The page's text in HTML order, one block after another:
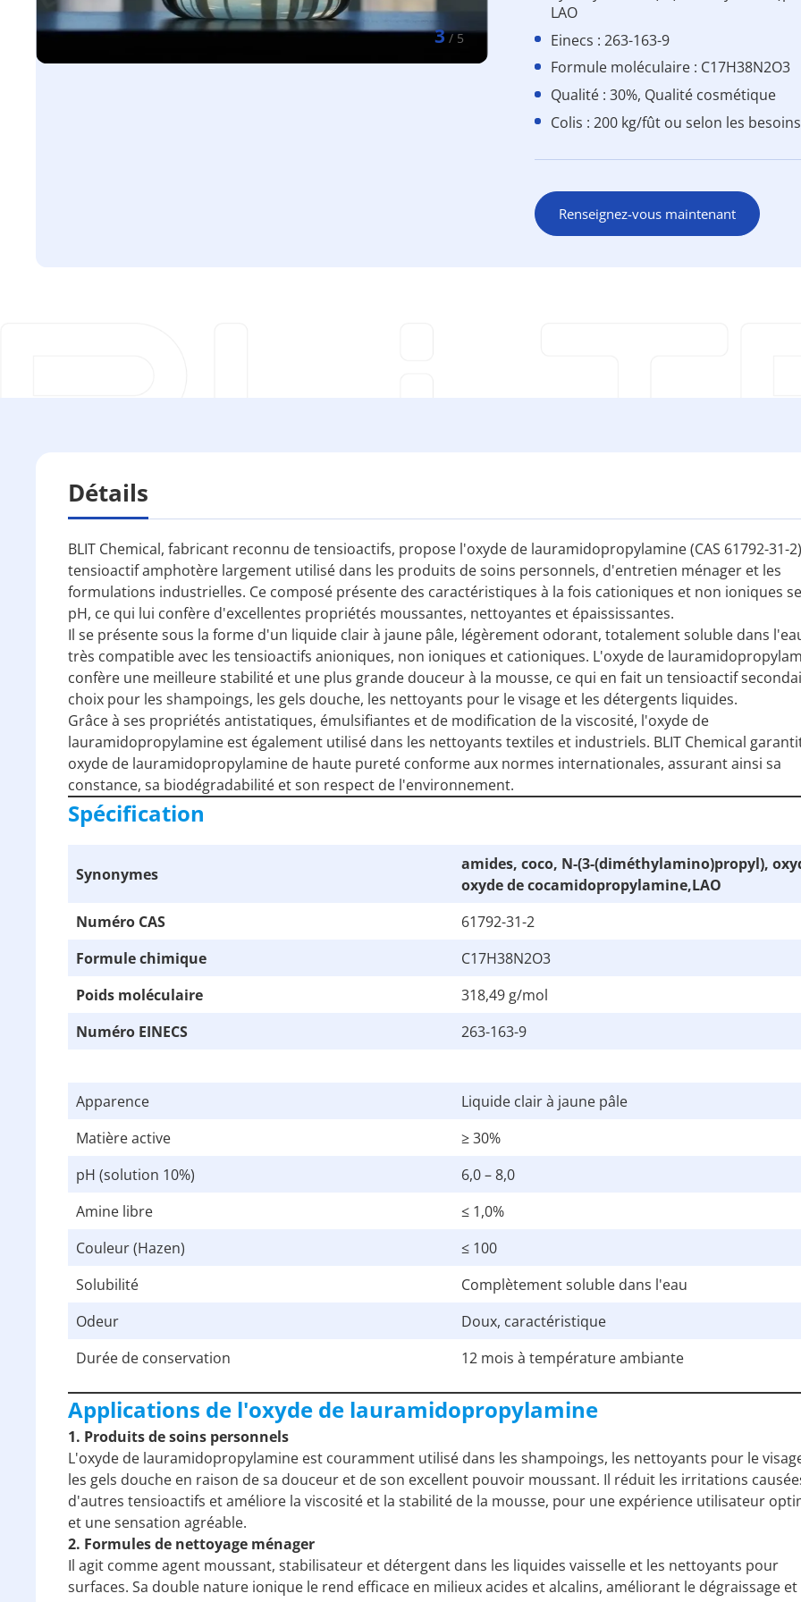
3/5
LAO
Einecs : 263-163-9
Formule moléculaire : C17H38N2O3
Qualité : 30%, Qualité cosmétique
Colis : 200 kg/fût ou selon les besoins
Renseignez-vous maintenant
Détails
BLIT Chemical, fabricant reconnu de tensioactifs, propose l'oxyde de lauramidopropylamine (CAS 61792-31-
tensioactif amphotère largement utilisé dans les produits de soins personnels, d'entretien ménager et les
formulations industrielles. Ce composé présente des caractéristiques à la fois cationiques et non ioniques
pH, ce qui lui confère d'excellentes propriétés moussantes, nettoyantes et épaississantes.
Il se présente sous la forme d'un liquide clair à jaune pâle, légèrement odorant, totalement soluble dans
très compatible avec les tensioactifs anioniques, non ioniques et cationiques. L'oxyde de
confère une meilleure stabilité et une plus grande douceur à la mousse, ce qui en fait un tensioactif
choix pour les shampoings, les gels douche, les nettoyants pour le visage et les détergents liquides.
Grâce à ses propriétés antistatiques, émulsifiantes et de modification de la viscosité, l'oxyde de
lauramidopropylamine est également utilisé dans les nettoyants textiles et industriels. BLIT Chemical
oxyde de lauramidopropylamine de haute pureté conforme aux normes internationales, assurant ainsi sa
constance, sa biodégradabilité et son respect de l'environnement.
Spécification
Synonymes
amides, coco, N-(3-(diméthylamino)propyl),
oxyde de cocamidopropylamine,LAO
Numéro CAS
61792-31-2
Formule chimique
C17H38N2O3
Poids moléculaire
318,49 g/mol
Numéro EINECS
263-163-9
Apparence
Liquide clair à jaune pâle
Matière active
≥ 30%
pH (solution 10%)
6,0 – 8,0
Amine libre
≤ 1,0%
Couleur (Hazen)
≤ 100
Solubilité
Complètement soluble dans l'eau
Odeur
Doux, caractéristique
Durée de conservation
12 mois à température ambiante
Applications de l'oxyde de lauramidopropylamine
1. Produits de soins personnels
L'oxyde de lauramidopropylamine est couramment utilisé dans les shampoings, les nettoyants pour le
les gels douche en raison de sa douceur et de son excellent pouvoir moussant. Il réduit les irritations
d'autres tensioactifs et améliore la viscosité et la stabilité de la mousse, pour une expérience utilisateur
et une sensation agréable.
2. Formules de nettoyage ménager
Il agit comme agent moussant, stabilisateur et détergent dans les liquides vaisselle et les nettoyants pour
surfaces. Sa double nature ionique le rend efficace en milieux acides et alcalins, améliorant le dégraissage et